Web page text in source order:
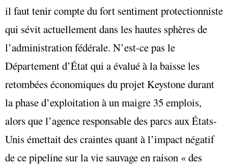
il faut tenir compte du fort sentiment protectionniste
qui sévit actuellement dans les hautes sphères de
l’administration fédérale. N’est-ce pas le
Département d’État qui a évalué à la baisse les
retombées économiques du projet Keystone durant
la phase d’exploitation à un maigre 35 emplois,
alors que l’agence responsable des parcs aux États-
Unis émettait des craintes quant à l’impact négatif
de ce pipeline sur la vie sauvage en raison « des